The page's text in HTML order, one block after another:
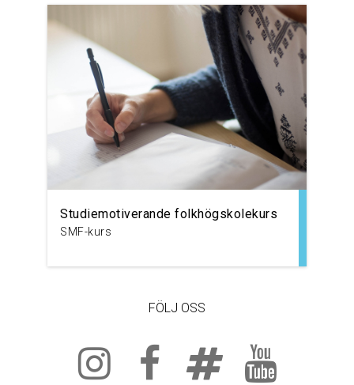
Studiemotiverande folkhögskolekurs
SMF-kurs
FÖLJ OSS